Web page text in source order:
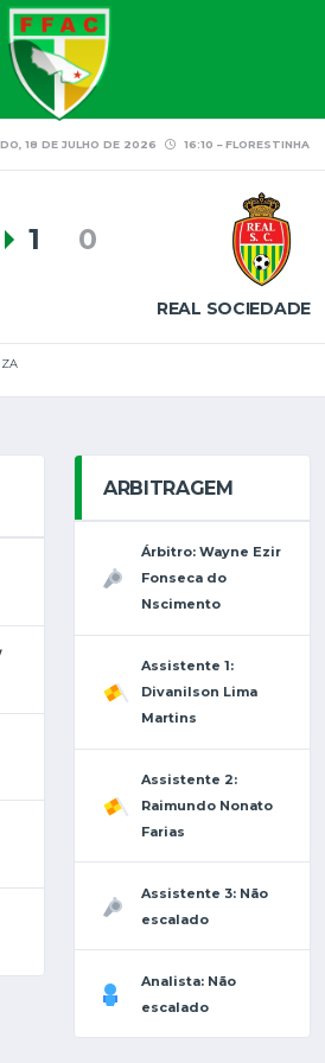
18 DE JULHO DE 2026 16:10 FLORESTINHA
1
REAL SOCIEDADE
0
ARBITRAGEM
Árbitro: Wayne Ezir
Fonseca do
Nscimento
Assistente 1:
Divanilson Lima
Martins
Assistente 2:
Raimundo Nonato
Farias
Assistente 3: Não
escalado
Analista: Não
escalado